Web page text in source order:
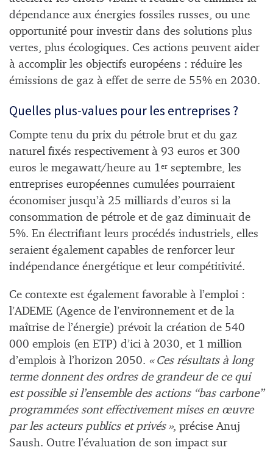
dépendance aux énergies fossiles russes, ou une
opportunité pour investir dans des solutions plus
vertes, plus écologiques. Ces actions peuvent aider
à accomplir les objectifs européens : réduire les
émissions de gaz à effet de serre de 55% en 2030.
Quelles plus-values pour les entreprises ?
Compte tenu du prix du pétrole brut et du gaz
naturel fixés respectivement à 93 euros et 300
euros le megawatt/heure au 1er septembre, les
entreprises européennes cumulées pourraient
économiser jusqu’à 25 milliards d’euros si la
consommation de pétrole et de gaz diminuait de
5%. En électrifiant leurs procédés industriels, elles
seraient également capables de renforcer leur
indépendance énergétique et leur compétitivité.
Ce contexte est également favorable à l’emploi :
l’ADEME (Agence de l’environnement et de la
maîtrise de l’énergie) prévoit la création de 540
000 emplois (en ETP) d’ici à 2030, et 1 million
d’emplois à l’horizon 2050. « Ces résultats à long
terme donnent des ordres de grandeur de ce qui
est possible si l’ensemble des actions “bas carbone”
programmées sont effectivement mises en œuvre
par les acteurs publics et privés », précise Anuj
Saush. Outre l’évaluation de son impact sur